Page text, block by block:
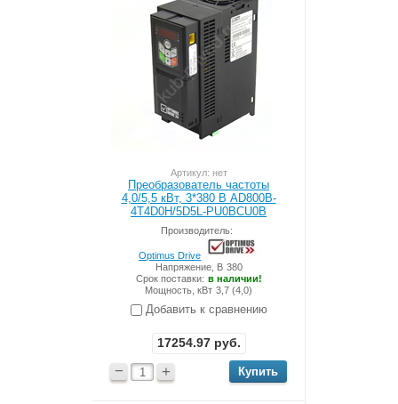
Артикул: нет
Преобразователь частоты
4,0/5,5 кВт, 3*380 В AD800B-
4T4D0H/5D5L-PU0BCU0B
Производитель:
Optimus Drive
Напряжение, В 380
Срок поставки: в наличии!
Мощность, кВт 3,7 (4,0)
Добавить к сравнению
17254.97руб.
− +